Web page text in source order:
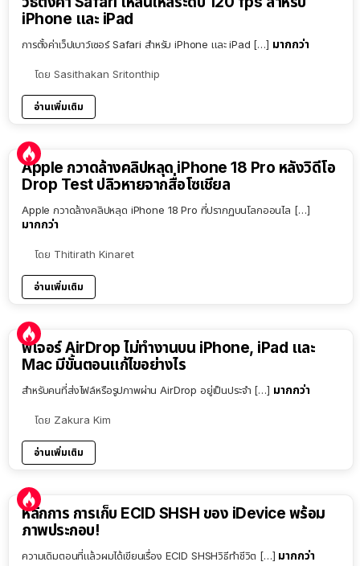
iPhone และ iPad
การตั้งค่าเว็ปเบาว์เซอร์ Safari สำหรับ iPhone และ iPad […] มากกว่า
โดย Sasithakan Sritonthip
อ่านเพิ่มเติม
Apple กวาดล้างคลิปหลุด iPhone 18 Pro หลังวิดีโอ
Drop Test ปลิวหายจากสื่อโซเชียล
Apple กวาดล้างคลิปหลุด iPhone 18 Pro ที่ปรากฏบนโลกออนไล […]
มากกว่า
โดย Thitirath Kinaret
อ่านเพิ่มเติม
ฟีเจอร์ AirDrop ไม่ทำงานบน iPhone, iPad และ
Mac มีขั้นตอนแก้ไขอย่างไร
สำหรับคนที่ส่งไฟล์หรือรูปภาพผ่าน AirDrop อยู่เป็นประจำ […] มากกว่า
โดย Zakura Kim
อ่านเพิ่มเติม
หลักการ การเก็บ ECID SHSH ของ iDevice พร้อม
ภาพประกอบ!
ความเดิมตอนที่แล้วผมได้เขียนเรื่อง ECID SHSHวิธีทำชีวิต […] มากกว่า